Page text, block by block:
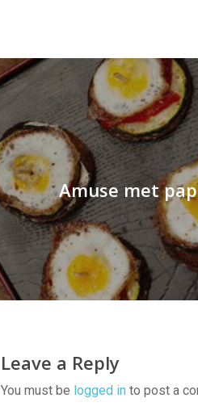
Amuse met
Leave a Reply
You must be logged in to post a